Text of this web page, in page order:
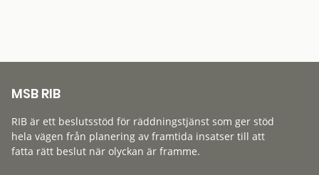
MSB RIB
RIB är ett beslutsstöd för räddningstjänst som ger stöd
hela vägen från planering av framtida insatser till att
fatta rätt beslut när olyckan är framme.